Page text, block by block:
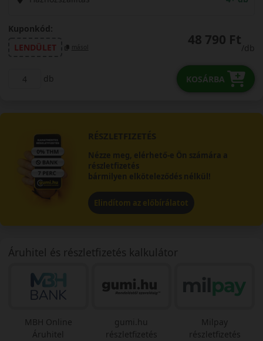
Kuponkód:
LENDÜLET
másol 48 790 Ft
/db
db KOSÁRBA
RÉSZLETFIZETÉS
Nézze meg, elérhető-e Ön számára a
részletfizetés
bármilyen elköteleződés nélkül!
Elindítom az előbírálatot
Áruhitel és részletfizetés kalkulátor
MBH Online
Áruhitel
gumi.hu
részletfizetés
Milpay
részletfizetés